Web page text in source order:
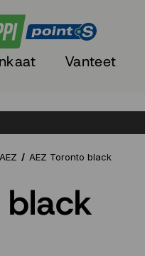
Vanteet
AEZ AEZ Toronto black
black